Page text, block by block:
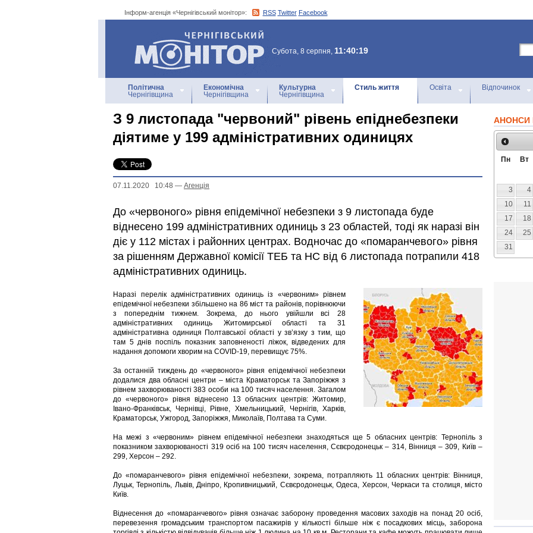
Інформ-агенція «Чернігівський монітор»: RSS Twitter Facebook
Інформ-агенція
«Чернігівський монітор»
Субота, 8 серпня, 11:40:19
Політична
Чернігівщина
Економічна
Чернігівщина
Культурна
Чернігівщина
Стиль життя Освіта Відпочинок
З 9 листопада "червоний" рівень епіднебезпеки
діятиме у 199 адміністративних одиницях
07.11.2020 10:48 — Агенцiя
До «червоного» рівня епідемічної небезпеки з 9 листопада буде
віднесено 199 адміністративних одиниць з 23 областей, тоді як наразі він
діє у 112 містах і районних центрах. Водночас до «помаранчевого» рівня
за рішенням Державної комісії ТЕБ та НС від 6 листопада потрапили 418
адміністративних одиниць.
Наразі перелік адміністративних одиниць із «червоним» рівнем
епідемічної небезпеки збільшено на 86 міст та районів, порівнюючи
з попереднім тижнем. Зокрема, до нього увійшли всі 28
адміністративних одиниць Житомирської області та 31
адміністративна одиниця Полтавської області у зв’язку з тим, що
там 5 днів поспіль показник заповненості ліжок, відведених для
надання допомоги хворим на COVID-19, перевищує 75%.
За останній тиждень до «червоного» рівня епідемічної небезпеки
додалися два обласні центри – міста Краматорськ та Запоріжжя з
рівнем захворюваності 383 особи на 100 тисяч населення. Загалом
до «червоного» рівня віднесено 13 обласних центрів: Житомир,
Івано-Франківськ, Чернівці, Рівне, Хмельницький, Чернігів, Харків,
Краматорськ, Ужгород, Запоріжжя, Миколаїв, Полтава та Суми.
На межі з «червоним» рівнем епідемічної небезпеки знаходяться ще 5 обласних центрів: Тернопіль з
показником захворюваності 319 осіб на 100 тисяч населення, Сєвєродонецьк – 314, Вінниця – 309, Київ –
299, Херсон – 292.
До «помаранчевого» рівня епідемічної небезпеки, зокрема, потрапляють 11 обласних центрів: Вінниця,
Луцьк, Тернопіль, Львів, Дніпро, Кропивницький, Сєвєродонецьк, Одеса, Херсон, Черкаси та столиця, місто
Київ.
Віднесення до «помаранчевого» рівня означає заборону проведення масових заходів на понад 20 осіб,
перевезення громадським транспортом пасажирів у кількості більше ніж є посадкових місць, заборона
АНОНСИ
Пн Вт
3
4
10
11
17
18
24
25
31